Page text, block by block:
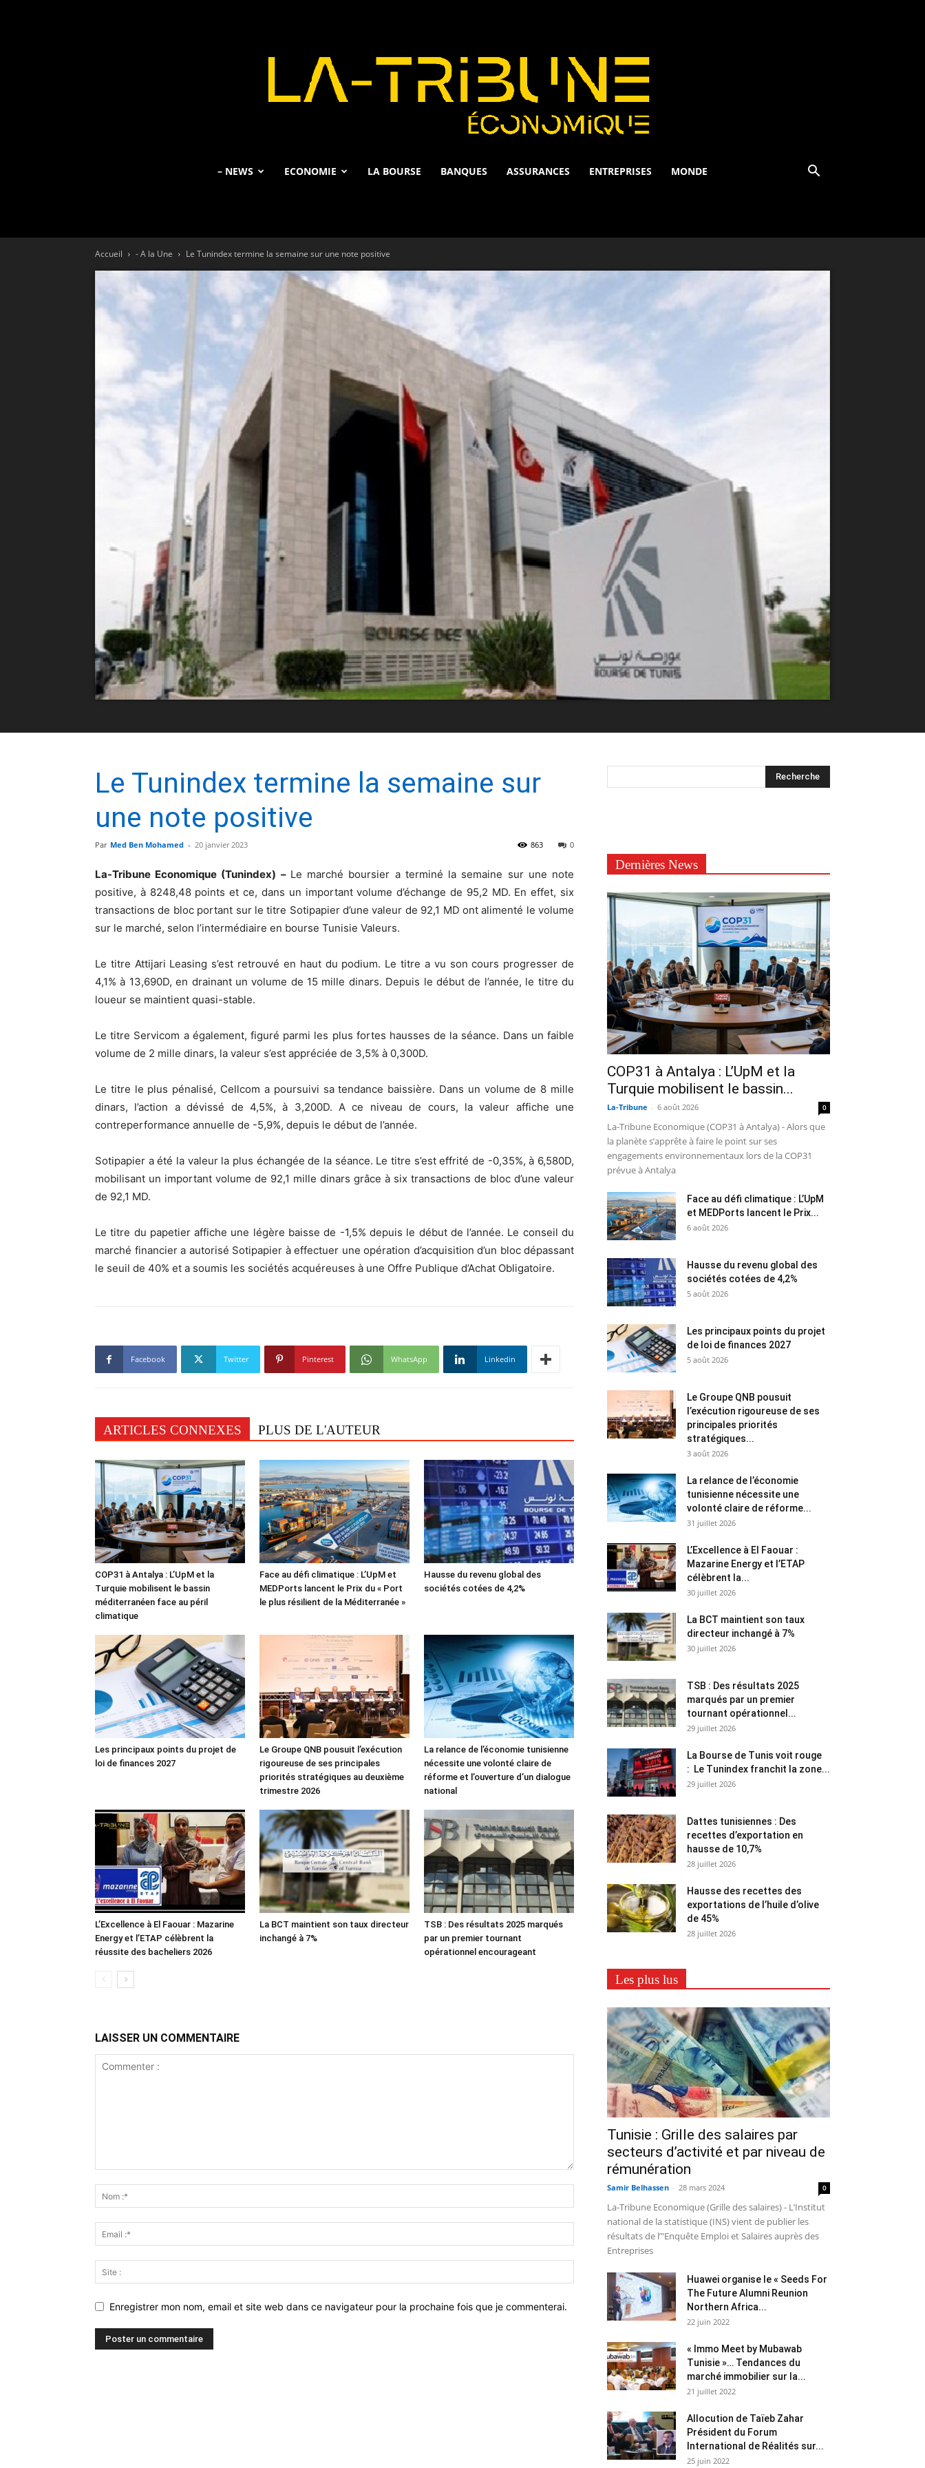
Economique
– NEWS ECONOMIE LA BOURSE BANQUES ASSURANCES ENTREPRISES MONDE
Accueil - A la Une Le Tunindex termine la semaine sur une note positive
Le Tunindex termine la semaine sur
une note positive
Par Med Ben Mohamed - 20 janvier 2023 0
863
La-Tribune Economique (Tunindex) – Le marché boursier a terminé la semaine sur une note
positive, à 8248,48 points et ce, dans un important volume d’échange de 95,2 MD. En effet, six
transactions de bloc portant sur le titre Sotipapier d’une valeur de 92,1 MD ont alimenté le volume
sur le marché, selon l’intermédiaire en bourse Tunisie Valeurs.
Le titre Attijari Leasing s’est retrouvé en haut du podium. Le titre a vu son cours progresser de
4,1% à 13,690D, en drainant un volume de 15 mille dinars. Depuis le début de l’année, le titre du
loueur se maintient quasi-stable.
Le titre Servicom a également, figuré parmi les plus fortes hausses de la séance. Dans un faible
volume de 2 mille dinars, la valeur s’est appréciée de 3,5% à 0,300D.
Le titre le plus pénalisé, Cellcom a poursuivi sa tendance baissière. Dans un volume de 8 mille
dinars, l’action a dévissé de 4,5%, à 3,200D. A ce niveau de cours, la valeur affiche une
contreperformance annuelle de -5,9%, depuis le début de l’année.
Sotipapier a été la valeur la plus échangée de la séance. Le titre s’est effrité de -0,35%, à 6,580D,
mobilisant un important volume de 92,1 mille dinars grâce à six transactions de bloc d’une valeur
de 92,1 MD.
Le titre du papetier affiche une légère baisse de -1,5% depuis le début de l’année. Le conseil du
marché financier a autorisé Sotipapier à effectuer une opération d’acquisition d’un bloc dépassant
le seuil de 40% et a soumis les sociétés acquéreuses à une Offre Publique d’Achat Obligatoire.
Facebook Twitter Pinterest WhatsApp Linkedin
ARTICLES CONNEXES PLUS DE L'AUTEUR
COP31 à Antalya : L’UpM et la
Turquie mobilisent le bassin
méditerranéen face au péril
climatique
Face au défi climatique : L’UpM et
MEDPorts lancent le Prix du « Port
le plus résilient de la Méditerranée »
Hausse du revenu global des
sociétés cotées de 4,2%
Les principaux points du projet de
loi de finances 2027
Le Groupe QNB pousuit l’exécution
rigoureuse de ses principales
priorités stratégiques au deuxième
trimestre 2026
La relance de l’économie tunisienne
nécessite une volonté claire de
réforme et l’ouverture d’un dialogue
national
L’Excellence à El Faouar : Mazarine
Energy et l’ETAP célèbrent la
réussite des bacheliers 2026
La BCT maintient son taux directeur
inchangé à 7%
TSB : Des résultats 2025 marqués
par un premier tournant
opérationnel encourageant
LAISSER UN COMMENTAIRE
Enregistrer mon nom, email et site web dans ce navigateur pour la prochaine fois que je commenterai.
Dernières News
COP31 à Antalya : L’UpM et la
Turquie mobilisent le bassin...
La-Tribune - 6 août 2026 0
La-Tribune Economique (COP31 à Antalya) - Alors que
la planète s’apprête à faire le point sur ses
engagements environnementaux lors de la COP31
prévue à Antalya
Face au défi climatique : L’UpM
et MEDPorts lancent le Prix...
6 août 2026
Hausse du revenu global des
sociétés cotées de 4,2%
5 août 2026
Les principaux points du projet
de loi de finances 2027
5 août 2026
Le Groupe QNB pousuit
l’exécution rigoureuse de ses
principales priorités
stratégiques...
3 août 2026
La relance de l’économie
tunisienne nécessite une
volonté claire de réforme...
31 juillet 2026
L’Excellence à El Faouar :
Mazarine Energy et l’ETAP
célèbrent la...
30 juillet 2026
La BCT maintient son taux
directeur inchangé à 7%
30 juillet 2026
TSB : Des résultats 2025
marqués par un premier
tournant opérationnel...
29 juillet 2026
La Bourse de Tunis voit rouge
: Le Tunindex franchit la zone...
29 juillet 2026
Dattes tunisiennes : Des
recettes d’exportation en
hausse de 10,7%
28 juillet 2026
Hausse des recettes des
exportations de l’huile d’olive
de 45%
28 juillet 2026
Les plus lus
Tunisie : Grille des salaires par
secteurs d’activité et par niveau de
rémunération
Samir Belhassen - 28 mars 2024 0
La-Tribune Economique (Grille des salaires) - L’Institut
national de la statistique (INS) vient de publier les
résultats de l’"Enquête Emploi et Salaires auprès des
Entreprises
Huawei organise le « Seeds For
The Future Alumni Reunion
Northern Africa...
22 juin 2022
« Immo Meet by Mubawab
Tunisie »… Tendances du
marché immobilier sur la...
21 juillet 2022
Allocution de Taïeb Zahar
Président du Forum
International de Réalités sur...
25 juin 2022